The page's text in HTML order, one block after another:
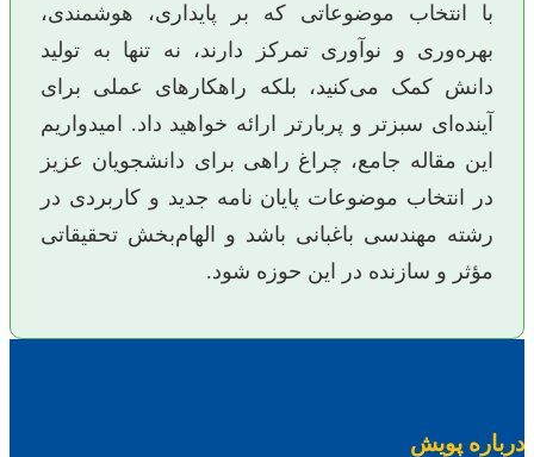
با انتخاب موضوعاتی که بر پایداری، هوشمندی،
بهره‌وری و نوآوری تمرکز دارند، نه تنها به تولید
دانش کمک می‌کنید، بلکه راهکارهای عملی برای
آینده‌ای سبزتر و پربارتر ارائه خواهید داد. امیدواریم
این مقاله جامع، چراغ راهی برای دانشجویان عزیز
در انتخاب موضوعات پایان نامه جدید و کاربردی در
رشته مهندسی باغبانی باشد و الهام‌بخش تحقیقاتی
مؤثر و سازنده در این حوزه شود.
درباره پویش